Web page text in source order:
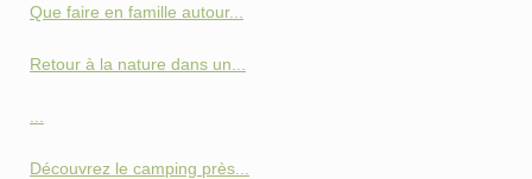
Que faire en famille autour...
Retour à la nature dans un...
Découvrez le camping près...